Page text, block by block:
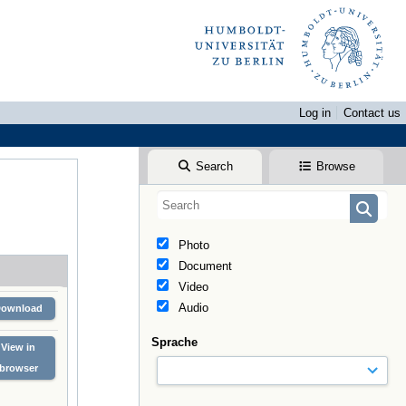
Log in
Contact us
Search Browse
Photo
Document
Video
Audio
Sprache
View in
browser